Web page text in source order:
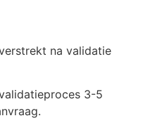
na validatie
3-5